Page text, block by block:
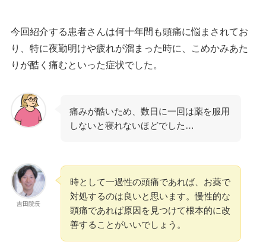
今回紹介する患者さんは何十年間も頭痛に悩まされてお
り、特に夜勤明けや疲れが溜まった時に、こめかみあた
りが酷く痛むといった症状でした。
痛みが酷いため、数日に一回は薬を服用
しないと寝れないほどでした…
吉田院長
時として一過性の頭痛であれば、お薬で
対処するのは良いと思います。慢性的な
頭痛であれば原因を見つけて根本的に改
善することがいいでしょう。